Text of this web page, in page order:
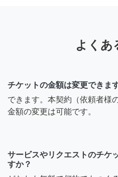
よくあ
チケットの金額は変更できま
できます。本契約（依頼者様
金額の変更は可能です。
サービスやリクエストのチケ
すか？